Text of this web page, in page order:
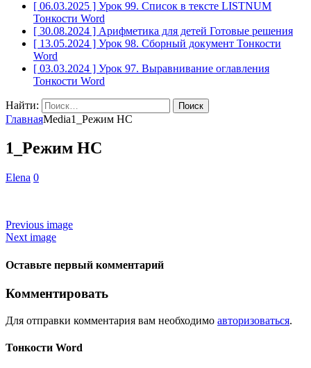
[ 06.03.2025 ] Урок 99. Список в тексте LISTNUM
Тонкости Word
[ 30.08.2024 ] Арифметика для детей Готовые решения
[ 13.05.2024 ] Урок 98. Сборный документ Тонкости
Word
[ 03.03.2024 ] Урок 97. Выравнивание оглавления
Тонкости Word
Найти:
ГлавнаяMedia1_Режим НС
1_Режим НС
Elena 0
Previous image
Next image
Оставьте первый комментарий
Комментировать
Для отправки комментария вам необходимо авторизоваться.
Тонкости Word